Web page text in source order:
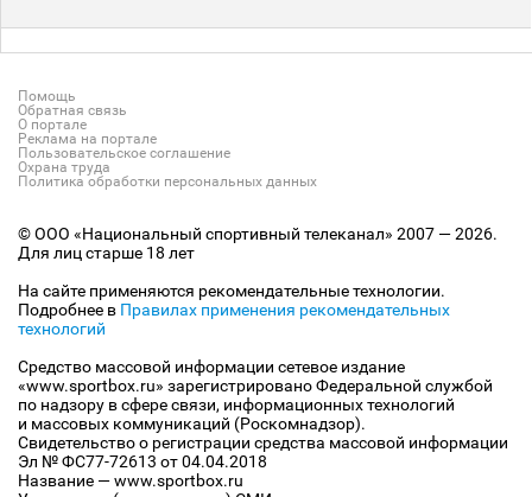
Помощь
Обратная связь
О портале
Реклама на портале
Пользовательское соглашение
Охрана труда
Политика обработки персональных данных
© ООО «Национальный спортивный телеканал» 2007 — 2026.
Для лиц старше 18 лет
На сайте применяются рекомендательные технологии.
Подробнее в Правилах применения рекомендательных
технологий
Средство массовой информации сетевое издание
«www.sportbox.ru» зарегистрировано Федеральной службой
по надзору в сфере связи, информационных технологий
и массовых коммуникаций (Роскомнадзор).
Свидетельство о регистрации средства массовой информации
Эл № ФС77-72613 от 04.04.2018
Название — www.sportbox.ru